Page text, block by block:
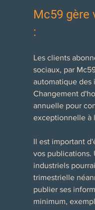
Mc59 gère
:
Les clients
sociaux, par
automatique des
Changement
annuelle pour
exceptionnelle à
Il est important
vos publications.
industriels
trimestrielle
publier ses
minimum,